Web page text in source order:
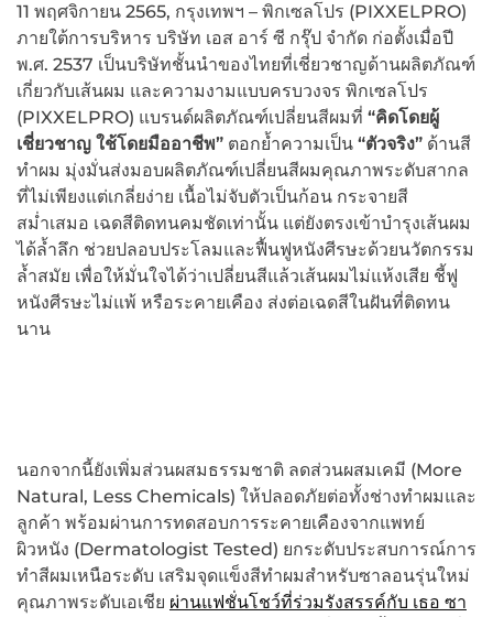
11 พฤศจิกายน 2565, กรุงเทพฯ – พิกเซลโปร (PIXXELPRO)
ภายใต้การบริหาร บริษัท เอส อาร์ ซี กรุ๊ป จำกัด ก่อตั้งเมื่อปี
พ.ศ. 2537 เป็นบริษัทชั้นนำของไทยที่เชี่ยวชาญด้านผลิตภัณฑ์
เกี่ยวกับเส้นผม และความงามแบบครบวงจร พิกเซลโปร
(PIXXELPRO) แบรนด์ผลิตภัณฑ์เปลี่ยนสีผมที่ “คิดโดยผู้
เชี่ยวชาญ ใช้โดยมืออาชีพ” ตอกย้ำความเป็น “ตัวจริง” ด้านสี
ทำผม มุ่งมั่นส่งมอบผลิตภัณฑ์เปลี่ยนสีผมคุณภาพระดับสากล
ที่ไม่เพียงแต่เกลี่ยง่าย เนื้อไม่จับตัวเป็นก้อน กระจายสี
สม่ำเสมอ เฉดสีติดทนคมชัดเท่านั้น แต่ยังตรงเข้าบำรุงเส้นผม
ได้ล้ำลึก ช่วยปลอบประโลมและฟื้นฟูหนังศีรษะด้วยนวัตกรรม
ล้ำสมัย เพื่อให้มั่นใจได้ว่าเปลี่ยนสีแล้วเส้นผมไม่แห้งเสีย ชี้ฟู
หนังศีรษะไม่แพ้ หรือระคายเคือง ส่งต่อเฉดสีในฝันที่ติดทน
นาน
นอกจากนี้ยังเพิ่มส่วนผสมธรรมชาติ ลดส่วนผสมเคมี (More
Natural, Less Chemicals) ให้ปลอดภัยต่อทั้งช่างทำผมและ
ลูกค้า พร้อมผ่านการทดสอบการระคายเคืองจากแพทย์
ผิวหนัง (Dermatologist Tested) ยกระดับประสบการณ์การ
ทำสีผมเหนือระดับ เสริมจุดแข็งสีทำผมสำหรับซาลอนรุ่นใหม่
คุณภาพระดับเอเชีย ผ่านแฟชั่นโชว์ที่ร่วมรังสรรค์กับ เธอ ซา